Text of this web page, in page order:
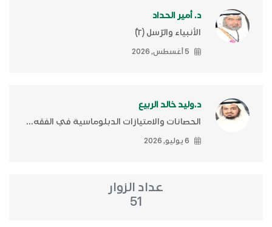
د. أمير الحداد
الأنبياء والرّسل (٢)ّ
5 أغسطس, 2026
د.وليد خالد الربيع
الحصانات والامتيازات الدبلوماسية في الفقه...
6 يوليو, 2026
عداد الزوار
51